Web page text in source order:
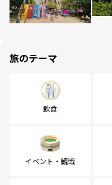
旅のテーマ
飲食
イベント・観戦